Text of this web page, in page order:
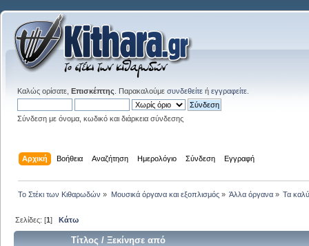
Καλώς ορίσατε, Επισκέπτης . Παρακαλούμε συνδεθείτε ή εγγραφείτε
Σύνδεση με όνομα, κωδικό και διάρκεια σύνδεσης
Αρχική Βοήθεια Αναζήτηση Ημερολόγιο Σύνδεση Εγγραφή
Το Στέκι των Κιθαρωδών » Μουσικά όργανα και εξοπλισμός» Άλλα όργανα» Τα
Σελίδες: [1]Κάτω
Τίτλος /Ξεκίνησε από